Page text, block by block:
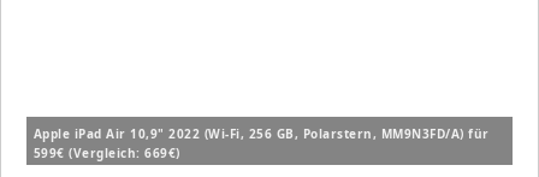
Apple iPad Air 10,9" 2022 (Wi-Fi, 256 GB, Polarstern, MM9N3FD/A) für
599€ (Vergleich: 669€)